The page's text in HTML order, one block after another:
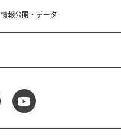
情報公開・データ